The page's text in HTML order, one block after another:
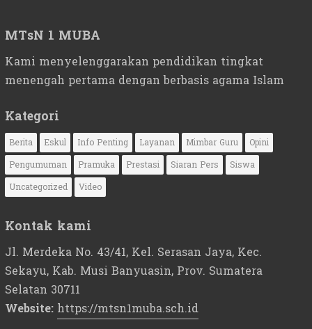
MTsN 1 MUBA
Kami menyelenggarakan pendidikan tingkat
menengah pertama dengan berbasis agama Islam
Kategori
Berita Eskul Info Penting Layanan Mimbar Guru
Opini
Pengumuman
Pramuka Prestasi Siaran Pers
Siswa
Uncategorized
Video
Kontak kami
Jl. Merdeka No. 43/41, Kel. Serasan Jaya, Kec.
Sekayu, Kab. Musi Banyuasin, Prov. Sumatera
Selatan 30711
Website: https://mtsn1muba.sch.id